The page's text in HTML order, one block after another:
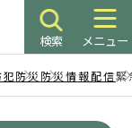
検索 メニュー
防災 防災情報配信緊